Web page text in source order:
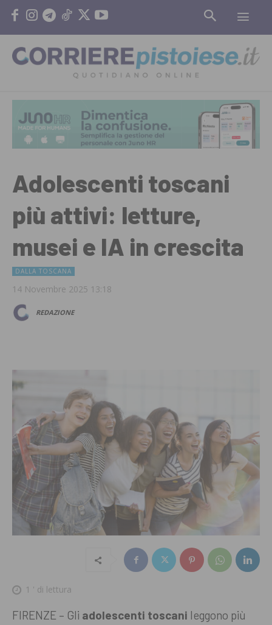
Adolescenti toscani
più attivi: letture,
musei e IA in crescita
DALLA TOSCANA
14 Novembre 2025 13:18
REDAZIONE
1 ' di lettura
FIRENZE – Gli adolescenti toscani leggono più